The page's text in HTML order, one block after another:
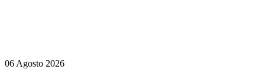
06 Agosto 2026